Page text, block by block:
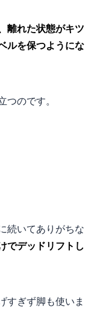
離れた状態がキツ
ルを保つようにな
のです。
続いてありがちな
でデッドリフトし
すぎず脚も使いま